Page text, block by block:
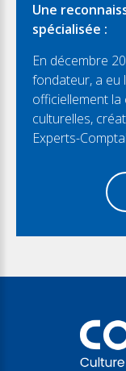
Une
spécialisée :
En décembre
fondateur, a eu
officiellement
culturelles,
Experts-